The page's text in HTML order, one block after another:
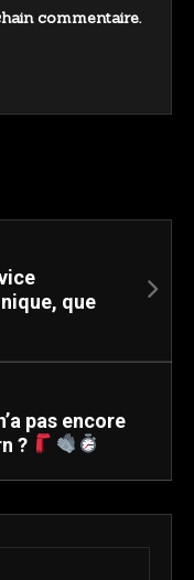
commentaire.
que
pas encore
?